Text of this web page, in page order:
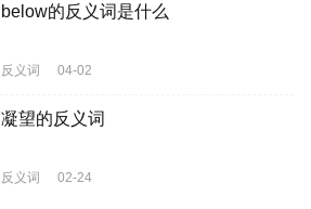
below的反义词是什么
反义词 04-02
凝望的反义词
反义词 02-24